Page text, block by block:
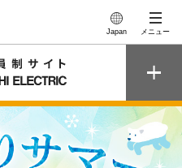
Japan メニュー